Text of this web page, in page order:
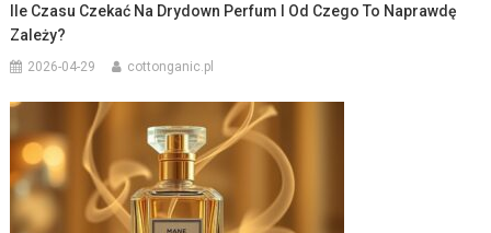
Ile Czasu Czekać Na Drydown Perfum I Od Czego To Naprawdę
Zależy?
2026-04-29 cottonganic.pl